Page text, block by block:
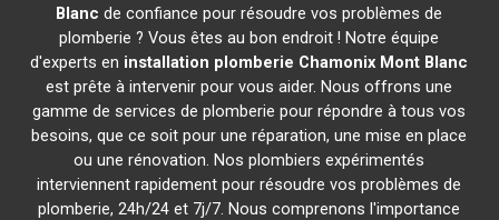
Blanc de confiance pour résoudre vos problèmes de
plomberie ? Vous êtes au bon endroit ! Notre équipe
d'experts en installation plomberie Chamonix Mont Blanc
est prête à intervenir pour vous aider. Nous offrons une
gamme de services de plomberie pour répondre à tous vos
besoins, que ce soit pour une réparation, une mise en place
ou une rénovation. Nos plombiers expérimentés
interviennent rapidement pour résoudre vos problèmes de
plomberie, 24h/24 et 7j/7. Nous comprenons l'importance